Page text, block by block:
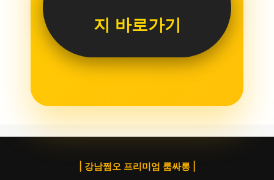
지 바로가기
| 강남쩜오 프리미엄 룸싸롱 |